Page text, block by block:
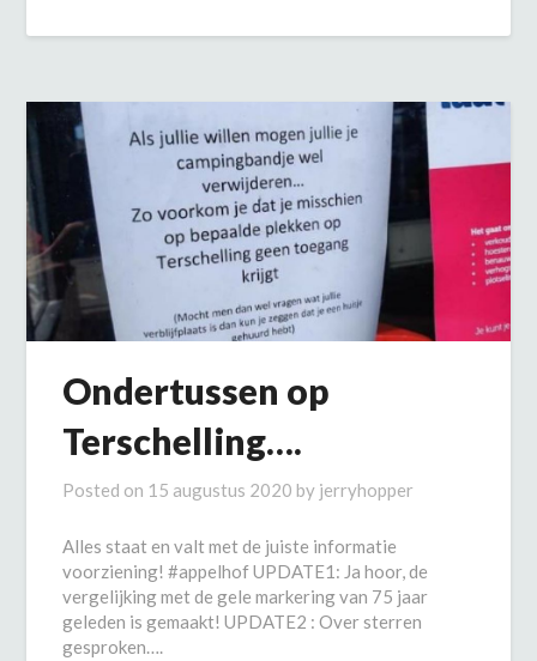
Ondertussen op
Terschelling….
Posted on 15 augustus 2020 by jerryhopper
Alles staat en valt met de juiste informatie
voorziening! #appelhof UPDATE1: Ja hoor, de
vergelijking met de gele markering van 75 jaar
geleden is gemaakt! UPDATE2 : Over sterren
gesproken….